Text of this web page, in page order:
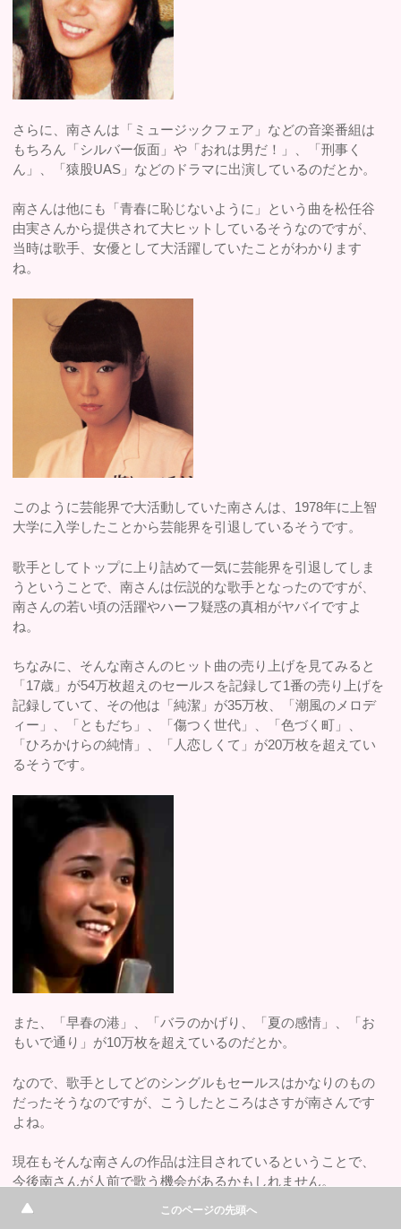
さらに、南さんは「ミュージックフェア」などの音楽番組は
もちろん「シルバー仮面」や「おれは男だ！」、「刑事く
ん」、「猿股UAS」などのドラマに出演しているのだとか。
南さんは他にも「青春に恥じないように」という曲を松任谷
由実さんから提供されて大ヒットしているそうなのですが、
当時は歌手、女優として大活躍していたことがわかります
ね。
このように芸能界で大活動していた南さんは、1978年に上智
大学に入学したことから芸能界を引退しているそうです。
歌手としてトップに上り詰めて一気に芸能界を引退してしま
うということで、南さんは伝説的な歌手となったのですが、
南さんの若い頃の活躍やハーフ疑惑の真相がヤバイですよ
ね。
ちなみに、そんな南さんのヒット曲の売り上げを見てみると
「17歳」が54万枚超えのセールスを記録して1番の売り上げを
記録していて、その他は「純潔」が35万枚、「潮風のメロデ
ィー」、「ともだち」、「傷つく世代」、「色づく町」、
「ひろかけらの純情」、「人恋しくて」が20万枚を超えてい
るそうです。
また、「早春の港」、「バラのかげり、「夏の感情」、「お
もいで通り」が10万枚を超えているのだとか。
なので、歌手としてどのシングルもセールスはかなりのもの
だったそうなのですが、こうしたところはさすが南さんです
よね。
現在もそんな南さんの作品は注目されているということで、
今後南さんが人前で歌う機会があるかもしれません。
このページの先頭へ